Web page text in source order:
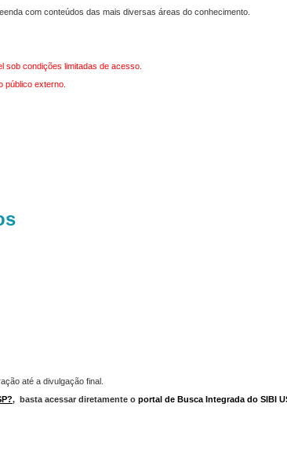
com conteúdos das mais diversas áreas do conhecimento.
sob condições limitadas de acesso.
público externo.
até a divulgação final.
, basta acessar diretamente o portal de Busca Integrada do SIBI